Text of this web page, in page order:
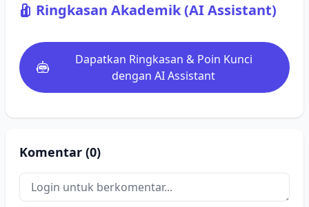
Ringkasan Akademik (AI Assistant)
Dapatkan Ringkasan & Poin Kunci
dengan AI Assistant
Komentar (0)